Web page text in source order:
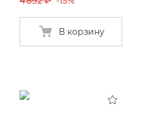
В корзину